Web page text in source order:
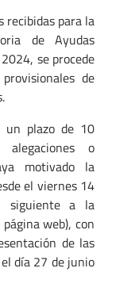
recibidas para la
de Ayudas
se procede
de
un plazo de 10
o
motivado la
el viernes 14
siguiente a la
web), con
de las
día 27 de junio